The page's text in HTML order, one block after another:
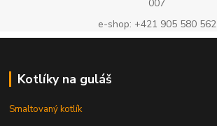
007
e-shop: +421 905 580 562
Kotlíky na guláš
Smaltovaný kotlík